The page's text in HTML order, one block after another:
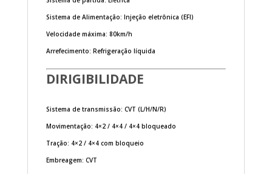
Sistema de Alimentação: Injeção eletrônica (EFI)
Velocidade máxima: 80km/h
Arrefecimento: Refrigeração líquida
DIRIGIBILIDADE
Sistema de transmissão: CVT (L/H/N/R)
Movimentação: 4×2 / 4×4 / 4×4 bloqueado
Tração: 4×2 / 4×4 com bloqueio
Embreagem: CVT